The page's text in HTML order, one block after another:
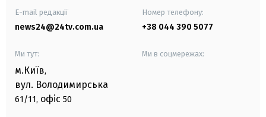
E-mail редакції
news24@24tv.com.ua
Номер телефону:
+38 044 390 5077
Ми тут:
м.Київ,
вул. Володимирська
61/11, офіс 50
Ми в соцмережах: